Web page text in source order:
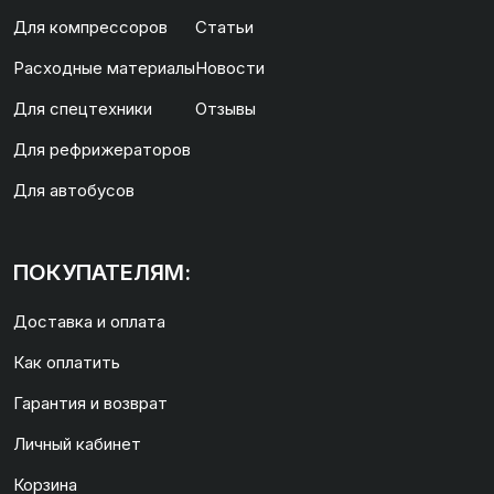
Для компрессоров
Расходные материалы
Для спецтехники
Для рефрижераторов
Для автобусов
Статьи
Новости
Отзывы
ПОКУПАТЕЛЯМ:
Доставка и оплата
Как оплатить
Гарантия и возврат
Личный кабинет
Корзина